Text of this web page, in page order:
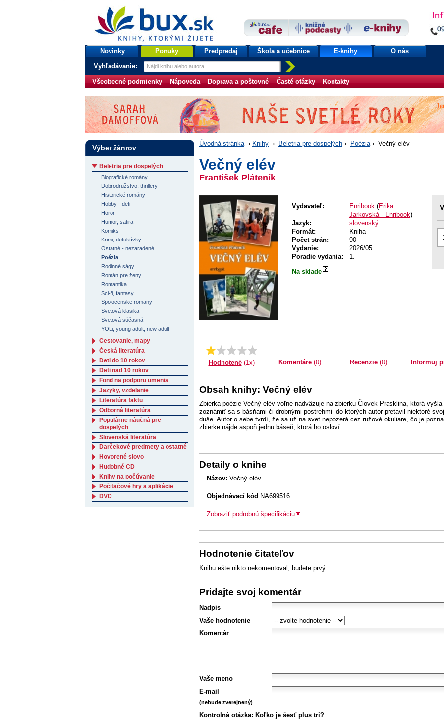
bux.sk
knihy, ktorými žijete
Úvodná stránka
Novinky Ponuky Predpredaj Škola a učebnice E-knihy O nás
Vyhľadávanie:
Všeobecné podmienky Nápoveda Doprava a poštovné Časté otázky Kontakty
Úvodná stránka › Knihy › Beletria pre dospelých › Poézia› Večný elév
Večný elév
František Pláteník
Vydavateľ: Enribook (Erika
Jarkovská - Enribook)
Jazyk:
slovenský
Formát:
Kniha
Počet strán:
90
Vydanie:
2026/05
Poradie vydania:
1.
Na sklade
Priemer:
1.0
Hodnotené(1x) Komentáre (0) Recenzie(0) Informuj
Obsah knihy: Večný elév
Zbierka poézie Večný elév voľne nadväzuje na zbierku Človek Prasklina, ktorá
zoznámiť sa s básňami či drobnými postrehmi, do ktorých autor pretavil niektoré
duše. Autor o sebe tvrdí, že sa už na svet nepozerá cez ružové okuliare, čo je
zbierke nájde aspoň jednu báseň, ktorá ho osloví.
Detaily o knihe
Názov: Večný elév
Objednávací kód NA699516
Zobraziť podrobnú špecifikáciu
Hodnotenie čitateľov
Knihu ešte nikto nekomentoval, budete prvý.
Pridajte svoj komentár
Nadpis
Vaše hodnotenie
Komentár
Vaše meno
E-mail
(nebude zverejnený)
Kontrolná otázka: Koľko je šesť plus tri?
Výber žánrov
Beletria pre dospelých
Biografické romány
Dobrodružstvo, thrillery
Historické romány
Hobby - deti
Horor
Humor, satira
Komiks
Krimi, detektívky
Ostatné - nezaradené
Poézia
Rodinné ságy
Román pre ženy
Romantika
Sci-fi, fantasy
Spoločenské romány
Svetová klasika
Svetová súčasná
YOLi, young adult, new adult
Cestovanie, mapy
Česká literatúra
Deti do 10 rokov
Deti nad 10 rokov
Fond na podporu umenia
Jazyky, vzdelanie
Literatúra faktu
Odborná literatúra
Populárne náučná pre
dospelých
Slovenská literatúra
Darčekové predmety a ostatné
Hovorené slovo
Hudobné CD
Knihy na počúvanie
Počítačové hry a aplikácie
DVD